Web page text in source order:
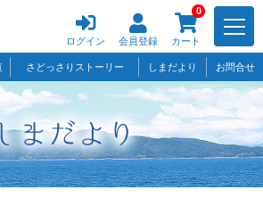
ログイン 会員登録
0
カート
さどっさりストーリー しまだより お問合せ